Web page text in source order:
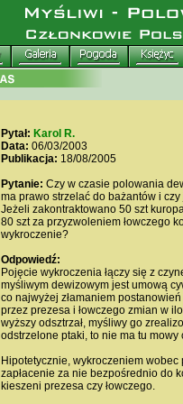
Pytał: Karol R.
Data: 06/03/2003
Publikacja: 18/08/2005
Pytanie: Czy w czasie polowania
ma prawo strzelać do bażantów i
Jeżeli zakontraktowano 50 szt
80 szt za przyzwoleniem łowczego
wykroczenie?
Odpowiedź:
Pojęcie wykroczenia łączy się z
myśliwym dewizowym jest umową
co najwyżej złamaniem
przez prezesa i łowczego zmian w
wyższy odsztrzał, myśliwy go
odstrzelone ptaki, to nie ma tu
Hipotetycznie, wykroczeniem
zapłacenie za nie bezpośrednio do
kieszeni prezesa czy łowczego.